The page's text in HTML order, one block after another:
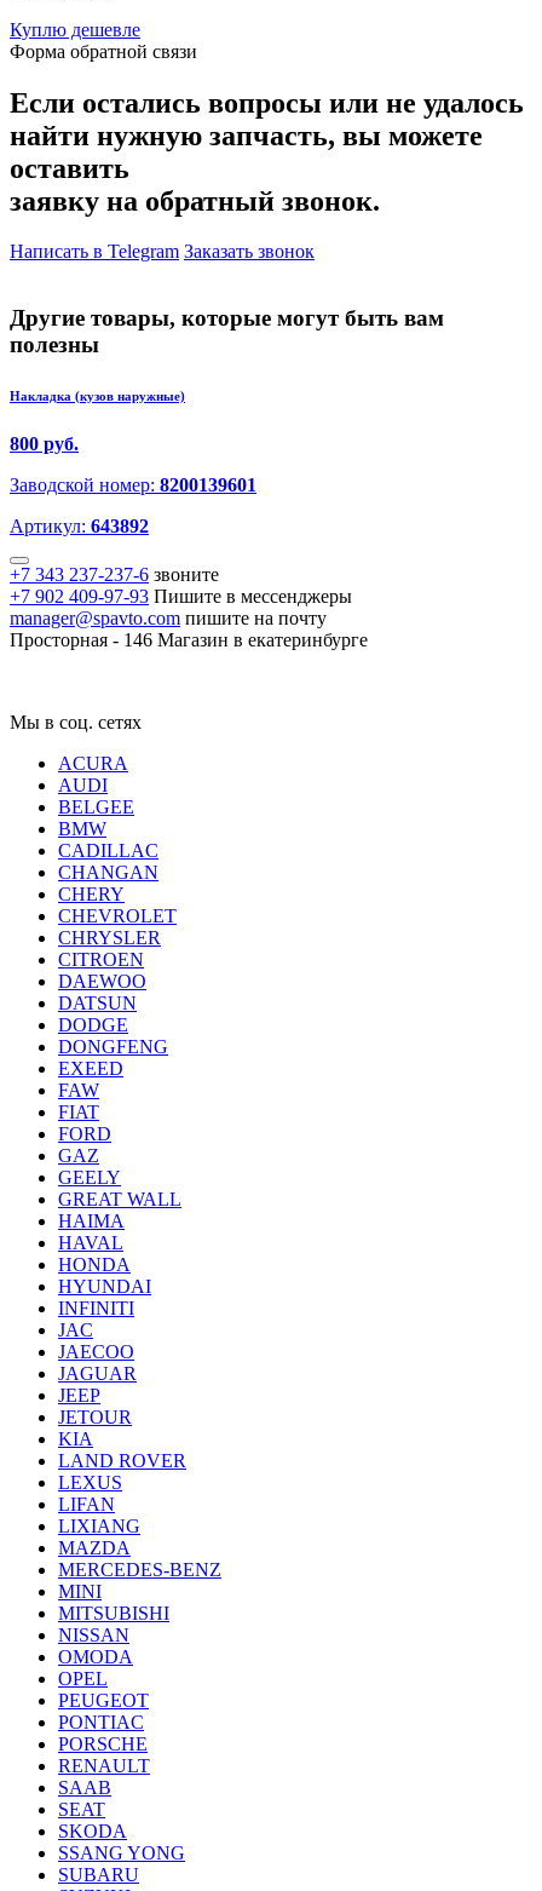
Куплю дешевле
Форма обратной связи
Если остались вопросы или не удалось
найти нужную запчасть, вы можете
оставить
заявку на обратный звонок.
Написать в Telegram Заказать звонок
Другие товары, которые могут быть вам
полезны
Накладка (кузов наружные)
800 руб.
Заводской номер: 8200139601
Артикул: 643892
+7 343 237-237-6 звоните
+7 902 409-97-93 Пишите в мессенджеры
manager@spavto.com пишите на почту
Просторная - 146 Магазин в екатеринбурге
Мы в соц. сетях
ACURA
AUDI
BELGEE
BMW
CADILLAC
CHANGAN
CHERY
CHEVROLET
CHRYSLER
CITROEN
DAEWOO
DATSUN
DODGE
DONGFENG
EXEED
FAW
FIAT
FORD
GAZ
GEELY
GREAT WALL
HAIMA
HAVAL
HONDA
HYUNDAI
INFINITI
JAC
JAECOO
JAGUAR
JEEP
JETOUR
KIA
LAND ROVER
LEXUS
LIFAN
LIXIANG
MAZDA
MERCEDES-BENZ
MINI
MITSUBISHI
NISSAN
OMODA
OPEL
PEUGEOT
PONTIAC
PORSCHE
RENAULT
SAAB
SEAT
SKODA
SSANG YONG
SUBARU